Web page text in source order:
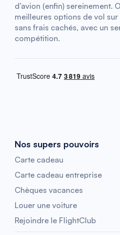
d’avion (enfin) sereinement.
meilleures options de vol
sans frais cachés, avec un
compétition.
Nos supers pouvoirs
Carte cadeau
Carte cadeau entreprise
Chèques vacances
Louer une voiture
Rejoindre le FlightClub